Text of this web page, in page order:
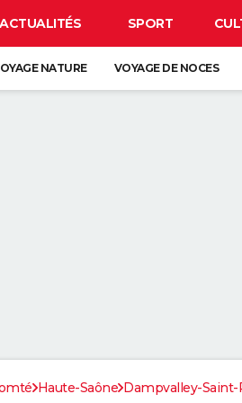
ACTUALITÉS SPORT
NATURE VOYAGE DE NOCES
Haute-Saône Dampvalley-Saint-